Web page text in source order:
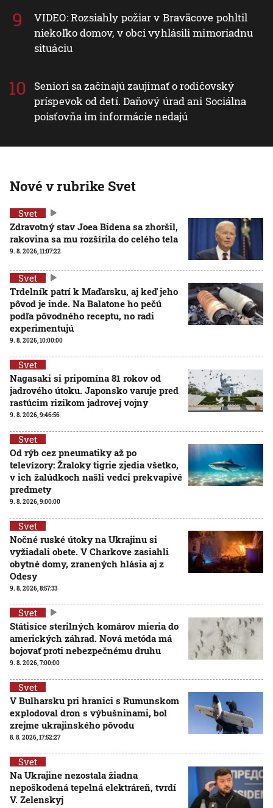
VIDEO: Rozsiahly požiar v Braväcove pohltil
niekoľko domov, v obci vyhlásili mimoriadnu
situáciu
Seniori sa začínajú zaujímať o rodičovský
príspevok od detí. Daňový úrad ani Sociálna
poisťovňa im informácie nedajú
Nové v rubrike Svet
Svet
Zdravotný stav Joea Bidena sa zhoršil,
rakovina sa mu rozšírila do celého tela
9. 8. 2026, 11:07:22
Svet
Trdelník patrí k Maďarsku, aj keď jeho
pôvod je inde. Na Balatone ho pečú
podľa pôvodného receptu, no radi
experimentujú
9. 8. 2026, 10:00:00
Svet
Nagasaki si pripomína 81 rokov od
jadrového útoku. Japonsko varuje pred
rastúcim rizikom jadrovej vojny
9. 8. 2026, 9:46:56
Svet
Od rýb cez pneumatiky až po
televízory: Žraloky tigrie zjedia všetko,
v ich žalúdkoch našli vedci prekvapivé
predmety
9. 8. 2026, 9:00:00
Svet
Nočné ruské útoky na Ukrajinu si
vyžiadali obete. V Charkove zasiahli
obytné domy, zranených hlásia aj z
Odesy
9. 8. 2026, 8:57:33
Svet
Státisíce sterilných komárov mieria do
amerických záhrad. Nová metóda má
bojovať proti nebezpečnému druhu
9. 8. 2026, 7:00:00
Svet
V Bulharsku pri hranici s Rumunskom
explodoval dron s výbušninami, bol
zrejme ukrajinského pôvodu
8. 8. 2026, 17:52:27
Svet
Na Ukrajine nezostala žiadna
nepoškodená tepelná elektráreň, tvrdí
V. Zelenskyj